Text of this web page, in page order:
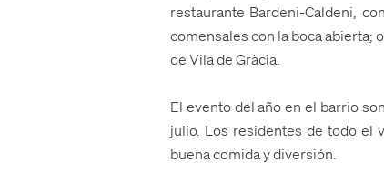
restaurante Bardeni-Caldeni,
comensales con la boca abierta;
de Vila de Gràcia.
El evento del año en el barrio
julio. Los residentes de todo el
buena comida y diversión.